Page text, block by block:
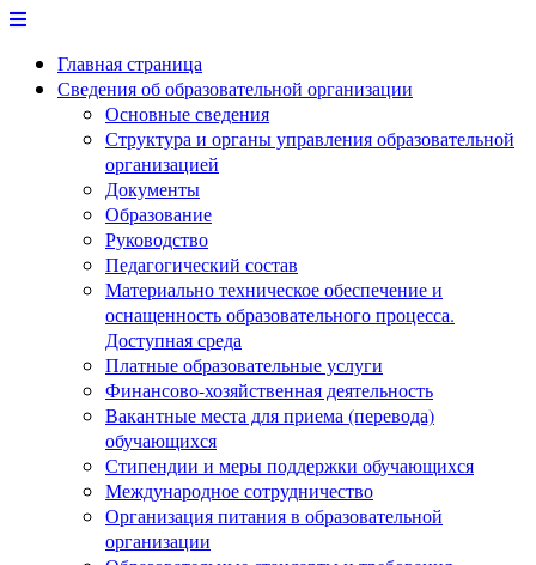
Перейти
содержимому
Главная страница
Сведения об образовательной организации
Основные сведения
Структура и органы управления образовательной
организацией
Документы
Образование
Руководство
Педагогический состав
Материально техническое обеспечение и
оснащенность образовательного процесса.
Доступная среда
Платные образовательные услуги
Финансово-хозяйственная деятельность
Вакантные места для приема (перевода)
обучающихся
Стипендии и меры поддержки обучающихся
Международное сотрудничество
Организация питания в образовательной
организации